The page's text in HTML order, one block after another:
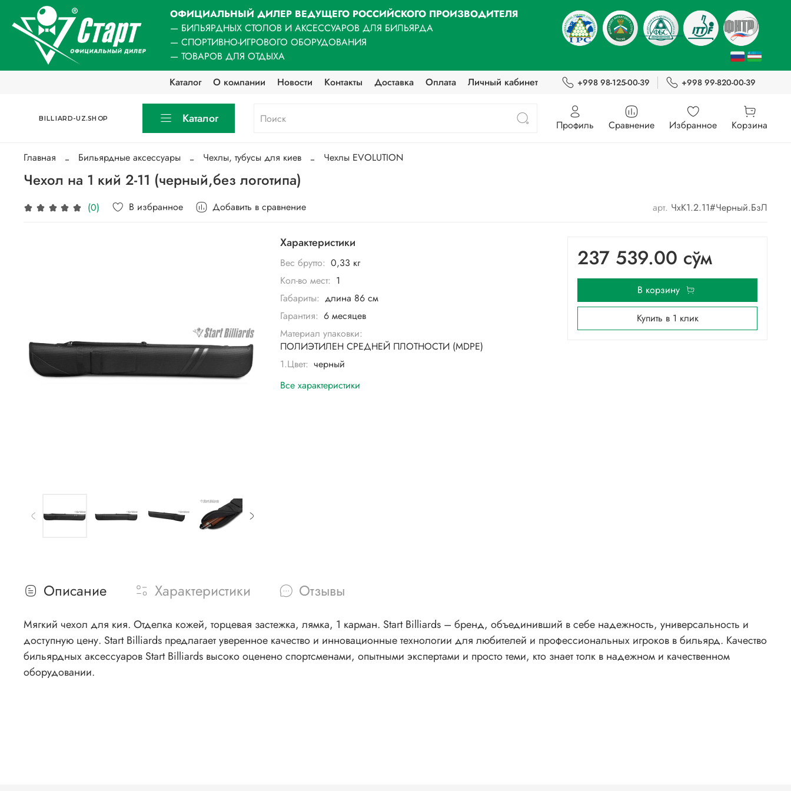
ОФИЦИАЛЬНЫЙ ДИЛЕР ВЕДУЩЕГО РОССИЙСКОГО ПРОИЗВОДИТЕЛЯ
— БИЛЬЯРДНЫХ СТОЛОВ И АКСЕССУАРОВ ДЛЯ БИЛЬЯРДА
— СПОРТИВНО-ИГРОВОГО ОБОРУДОВАНИЯ
— ТОВАРОВ ДЛЯ ОТДЫХА
Каталог
О компании Новости Контакты Доставка Оплата Личный кабинет +998 98-125-00-39 +998 99-820-00-39
BILLIARD-UZ.SHOP Каталог Профиль Сравнение Избранное Корзина
Главная Бильярдные аксессуары Чехлы, тубусы для киев Чехлы EVOLUTION
Чехол на 1 кий 2-11 (черный,без логотипа)
(0) В избранное Добавить в сравнение арт. ЧхК1.2.11#Черный.БзЛ
Характеристики
Вес брутто: 0,33 кг
Кол-во мест: 1
Габариты: длина 86 см
Гарантия: 6 месяцев
Материал упаковки:
ПОЛИЭТИЛЕН СРЕДНЕЙ ПЛОТНОСТИ (MDPE)
1.Цвет: черный
Все характеристики
237 539.00 сўм
В корзину
Купить в 1 клик
Описание Характеристики Отзывы
Мягкий чехол для кия. Отделка кожей, торцевая застежка, лямка, 1 карман. Start Billiards – бренд, объединивший в себе надежность, универсальность и
доступную цену. Start Billiards предлагает уверенное качество и инновационные технологии для любителей и профессиональных игроков в бильярд. Качество
бильярдных аксессуаров Start Billiards высоко оценено спортсменами, опытными экспертами и просто теми, кто знает толк в надежном и качественном
оборудовании.